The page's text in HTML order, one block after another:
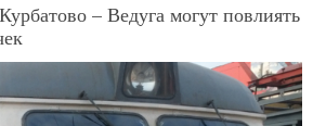
– Ведуга могут повлиять